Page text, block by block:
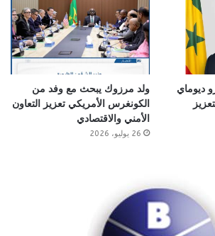
ديوماي
ولد مرزوك يبحث مع وفد من
الكونغرس الأمريكي تعزيز التعاون
الأمني والاقتصادي
26 يوليو، 2026